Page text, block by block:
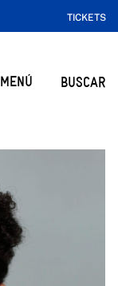
TICKETS
MENÚ BUSCAR